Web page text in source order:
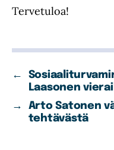
Tervetuloa!
←
Laasonen
→
Arto Satonen
tehtävästä